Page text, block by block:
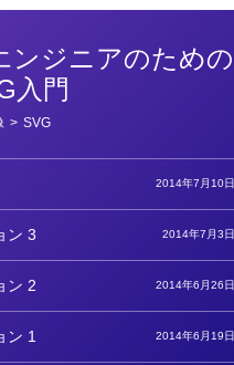
ンジニアのための
入門
> SVG
2014年7月10日
ン 3 2014年7月3日
ン 2 2014年6月26日
ン 1 2014年6月19日